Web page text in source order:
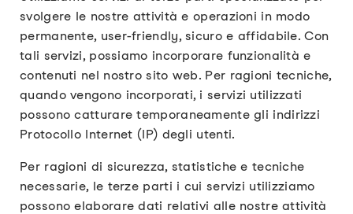
svolgere le nostre attività e operazioni in modo
permanente, user-friendly, sicuro e affidabile. Con
tali servizi, possiamo incorporare funzionalità e
contenuti nel nostro sito web. Per ragioni tecniche,
quando vengono incorporati, i servizi utilizzati
possono catturare temporaneamente gli indirizzi
Protocollo Internet (IP) degli utenti.
Per ragioni di sicurezza, statistiche e tecniche
necessarie, le terze parti i cui servizi utilizziamo
possono elaborare dati relativi alle nostre attività